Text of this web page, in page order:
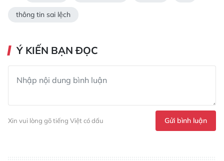
thông tin sai lệch
Ý KIẾN BẠN ĐỌC
Xin vui lòng gõ tiếng Việt có dấu Gửi bình luận